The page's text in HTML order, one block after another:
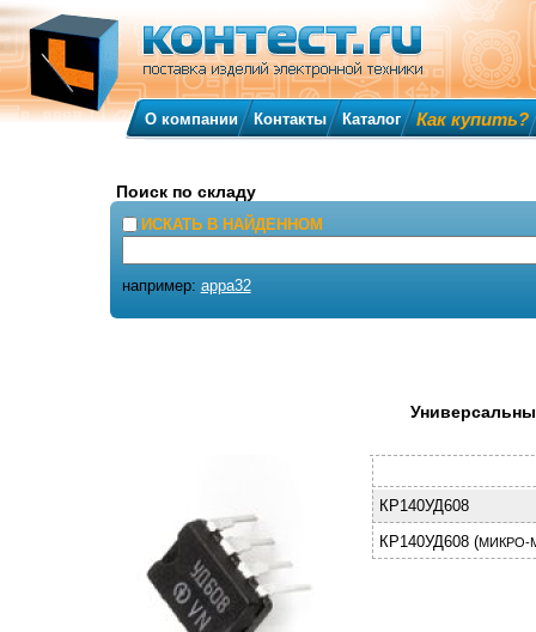
КР140УД608
КР140УД608 (МИКРО-
О компании Контакты Каталог Как купить?
Поиск по складу
ИСКАТЬ В НАЙДЕННОМ
например: appa32